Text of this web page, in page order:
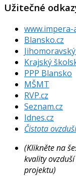
Užitečné
www.impera-
Blansko.cz
Krajský
PPP Blansko
MŠMT
RVP.cz
Seznam.cz
Idnes.cz
Čistota
(Klikněte na
kvality
projektu)